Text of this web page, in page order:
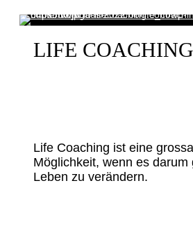
LIFE COACHING
Life Coaching ist eine
Möglichkeit, wenn es
Leben zu verändern.